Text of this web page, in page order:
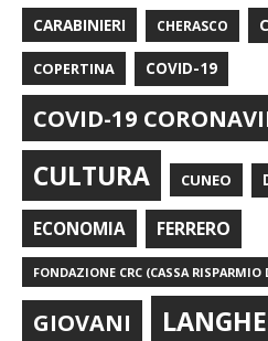
CARABINIERI CHERASCO
COPERTINA COVID-19
COVID-19
CULTURA CUNEO
ECONOMIA FERRERO
FONDAZIONE CRC (CASSA RISPARMIO
GIOVANI LANGHE